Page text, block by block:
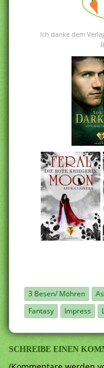
Ich danke dem
3 Besen/ Möhren
Fantasy
Impress
SCHREIBE EINEN